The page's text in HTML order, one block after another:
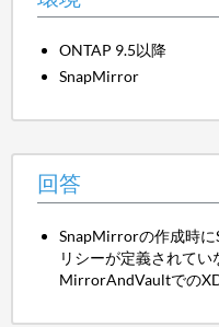
ONTAP 9.5以降
SnapMirror
回答
SnapMirrorの作成時
リシーが定義されて
MirrorAndVaultでの